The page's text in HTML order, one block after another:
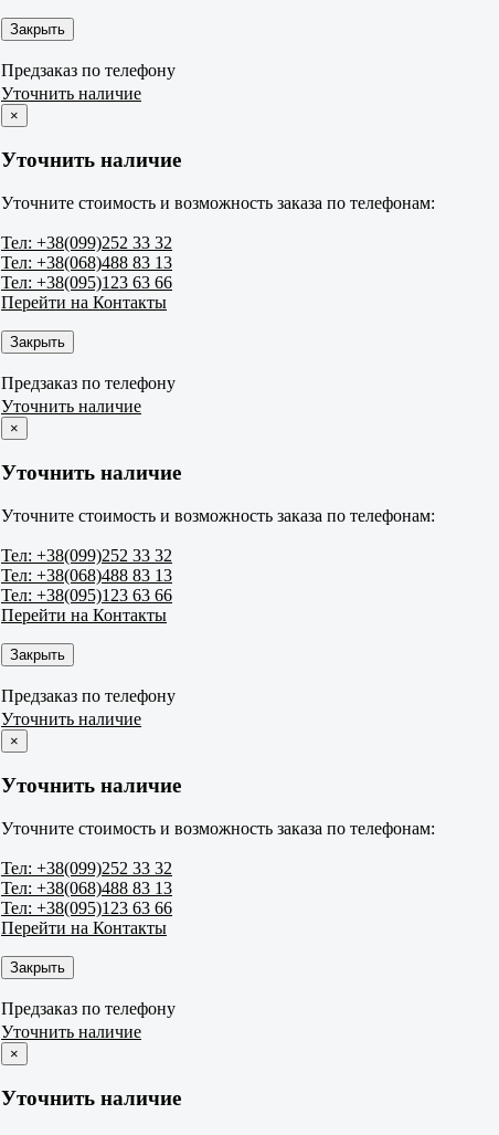
Закрыть
Предзаказ по телефону
Уточнить наличие
×
Уточнить наличие
Уточните стоимость и возможность заказа по телефонам:
Тел: +38(099)252 33 32
Тел: +38(068)488 83 13
Тел: +38(095)123 63 66
Перейти на Контакты
Закрыть
Предзаказ по телефону
Уточнить наличие
×
Уточнить наличие
Уточните стоимость и возможность заказа по телефонам:
Тел: +38(099)252 33 32
Тел: +38(068)488 83 13
Тел: +38(095)123 63 66
Перейти на Контакты
Закрыть
Предзаказ по телефону
Уточнить наличие
×
Уточнить наличие
Уточните стоимость и возможность заказа по телефонам:
Тел: +38(099)252 33 32
Тел: +38(068)488 83 13
Тел: +38(095)123 63 66
Перейти на Контакты
Закрыть
Предзаказ по телефону
Уточнить наличие
×
Уточнить наличие